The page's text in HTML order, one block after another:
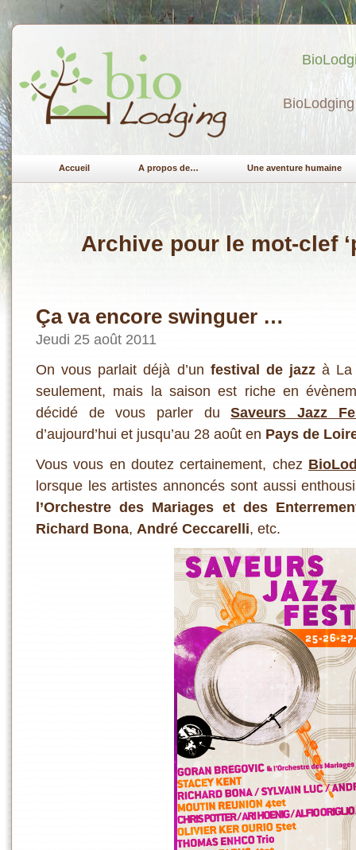
Accueil A propos de… Une aventure humaine
Archive pour le mot-clef
Ça va encore swinguer …
Jeudi 25 août 2011
On vous parlait déjà d’un festival de jazzà La
seulement, mais la saison est riche en
décidé de vous parler duSaveurs Jazz
d’aujourd’hui et jusqu’au 28 août en Pays de
Vous vous en doutez certainement, chez
lorsque les artistes annoncés sont aussi
l’Orchestre des Mariages et des
Richard Bona, André Ceccarelli, etc.